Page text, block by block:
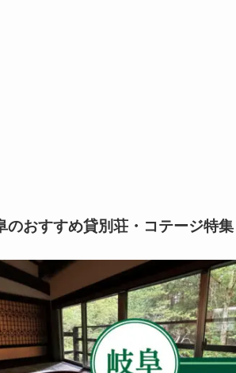
のおすすめ貸別荘・コテージ特集